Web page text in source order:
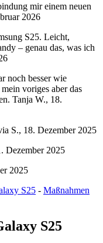
mir einem neuen
2026
S25. Leicht,
– genau das, was ich
noch besser wie
voriges aber das
Tanja W., 18.
S., 18. Dezember 2025
Dezember 2025
2025
S25 - Maßnahmen
S25